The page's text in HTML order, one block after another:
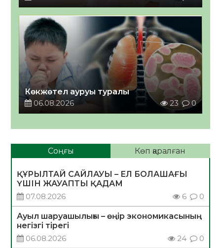
Көкжөтел ауруы туралы
06.08.2026
23 0
Соңғы Көп қаралған
ҚҰРЫЛТАЙ САЙЛАУЫ – ЕЛ БОЛАШАҒЫ
ҮШІН ЖАУАПТЫ ҚАДАМ
07.08.2026
6 0
Ауыл шаруашылығы – өңір экономикасының
негізгі тірегі
06.08.2026
24 0